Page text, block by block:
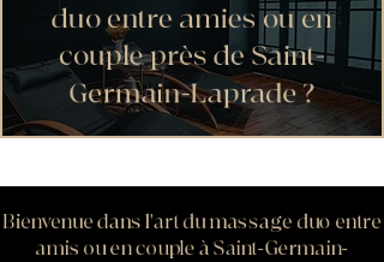
duo entre amies ou en
couple près de Saint-
Germain-Laprade ?
Bienvenue dans l'art du massage duo entre
amis ou en couple à Saint-Germain-